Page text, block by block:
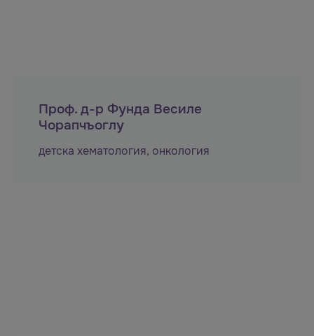
Проф. д-р Фунда Весиле
Чорапчъоглу
детска хематология, онкология